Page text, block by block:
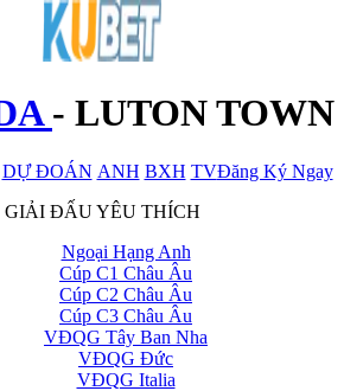
- LUTON TOWN
DỰ ĐOÁN ANH BXH TVĐăng Ký Ngay
x
GIẢI ĐẤU YÊU THÍCH
Ngoại Hạng Anh
Cúp C1 Châu Âu
Cúp C2 Châu Âu
Cúp C3 Châu Âu
VĐQG Tây Ban Nha
VĐQG Đức
VĐQG Italia